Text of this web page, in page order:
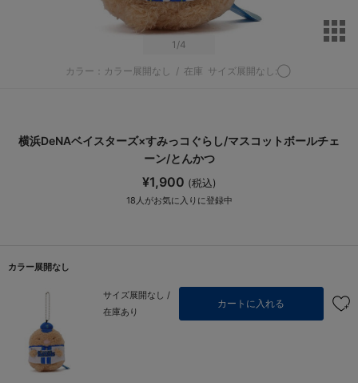
1 /4
カラー：カラー展開なし / 在庫 サイズ展開なし:◯
横浜DeNAベイスターズ×すみっコぐらし/マスコットボールチェ
ーン/とんかつ
¥1,900 (税込)
18 人がお気に入りに登録中
カラー展開なし
サイズ展開なし /
在庫あり
カートに入れる